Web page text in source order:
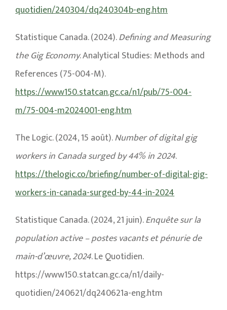
quotidien/240304/dq240304b-eng.htm
Statistique Canada. (2024).Defining and Measuring
the Gig Economy. Analytical Studies: Methods and
References (75-004-M).
https://www150.statcan.gc.ca/n1/pub/75-004-
m/75-004-m2024001-eng.htm
The Logic. (2024, 15 août).Number of digital gig
workers in Canada surged by 44% in 2024.
https://thelogic.co/briefing/number-of-digital-gig-
workers-in-canada-surged-by-44-in-2024
Statistique Canada. (2024, 21 juin).Enquête sur la
population active – postes vacants et pénurie de
main-d’œuvre, 2024. Le Quotidien.
https://www150.statcan.gc.ca/n1/daily-
quotidien/240621/dq240621a-eng.htm